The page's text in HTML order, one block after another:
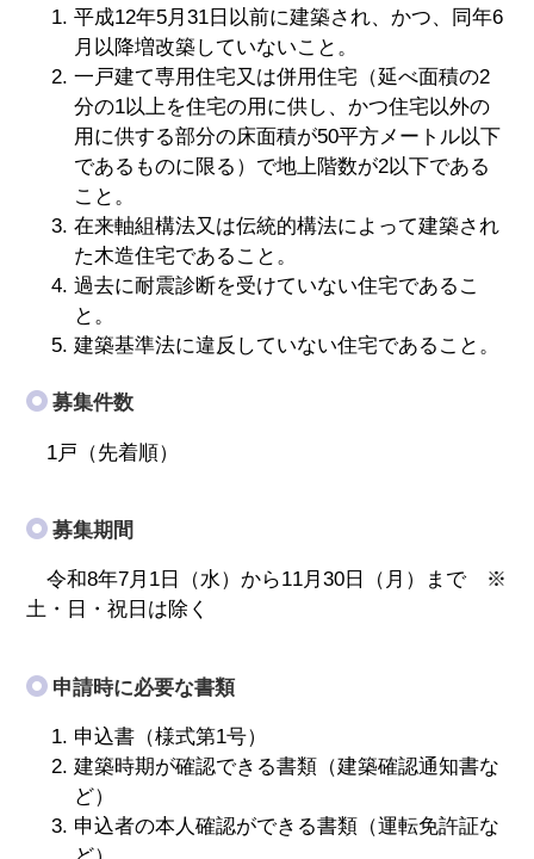
平成12年5月31日以前に建築され、かつ、同年6
月以降増改築していないこと。
一戸建て専用住宅又は併用住宅（延べ面積の2
分の1以上を住宅の用に供し、かつ住宅以外の
用に供する部分の床面積が50平方メートル以下
であるものに限る）で地上階数が2以下である
こと。
在来軸組構法又は伝統的構法によって建築され
た木造住宅であること。
過去に耐震診断を受けていない住宅であるこ
と。
建築基準法に違反していない住宅であること。
募集件数
1戸（先着順）
募集期間
令和8年7月1日（水）から11月30日（月）まで ※
土・日・祝日は除く
申請時に必要な書類
申込書（様式第1号）
建築時期が確認できる書類（建築確認通知書な
ど）
申込者の本人確認ができる書類（運転免許証な